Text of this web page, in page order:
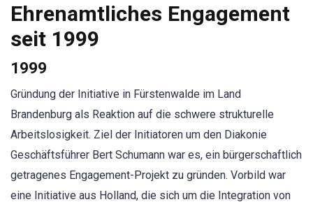
Ehrenamtliches Engagement
seit 1999
1999
Gründung der Initiative in Fürstenwalde im Land
Brandenburg als Reaktion auf die schwere strukturelle
Arbeitslosigkeit. Ziel der Initiatoren um den Diakonie
Geschäftsführer Bert Schumann war es, ein bürgerschaftlich
getragenes Engagement-Projekt zu gründen. Vorbild war
eine Initiative aus Holland, die sich um die Integration von